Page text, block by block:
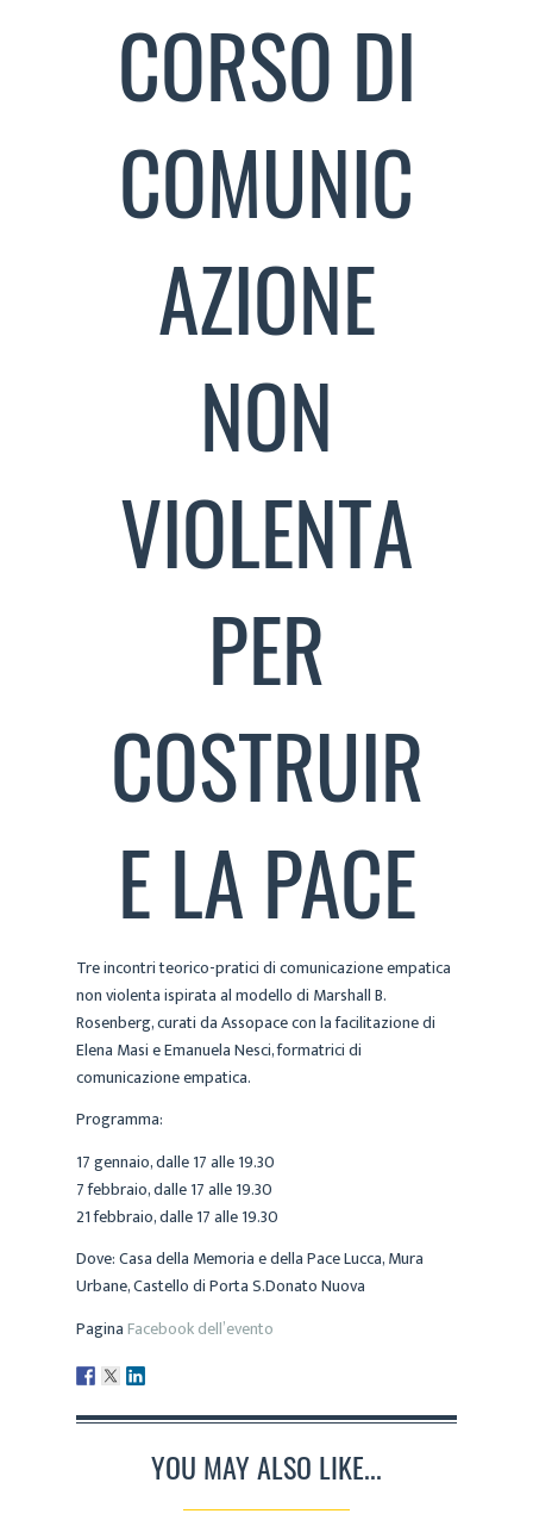
CORSO DI
COMUNIC
AZIONE
NON
VIOLENTA
PER
COSTRUIR
E LA PACE
Tre incontri teorico-pratici di comunicazione empatica
non violenta ispirata al modello di Marshall B.
Rosenberg, curati da Assopace con la facilitazione di
Elena Masi e Emanuela Nesci, formatrici di
comunicazione empatica.
Programma:
17 gennaio, dalle 17 alle 19.30
7 febbraio, dalle 17 alle 19.30
21 febbraio, dalle 17 alle 19.30
Dove: Casa della Memoria e della Pace Lucca, Mura
Urbane, Castello di Porta S.Donato Nuova
PaginaFacebook dell’evento
YOU MAY ALSO LIKE...